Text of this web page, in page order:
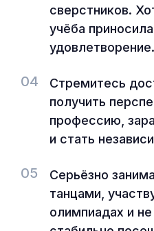
сверстников.
учёба
удовлетворение.
04
Стремитесь
получить
профессию,
и стать
05
Серьёзно
танцами,
олимпиадах и